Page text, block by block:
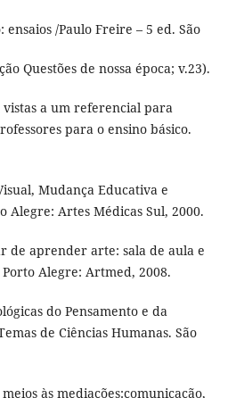
ensaios /Paulo Freire – 5 ed. São
Questões de nossa época; v.23).
vistas a um referencial para
para o ensino básico.
Mudança Educativa e
Alegre: Artes Médicas Sul, 2000.
de aprender arte: sala de aula e
Alegre: Artmed, 2008.
do Pensamento e da
de Ciências Humanas. São
meios às mediações:comunicação,